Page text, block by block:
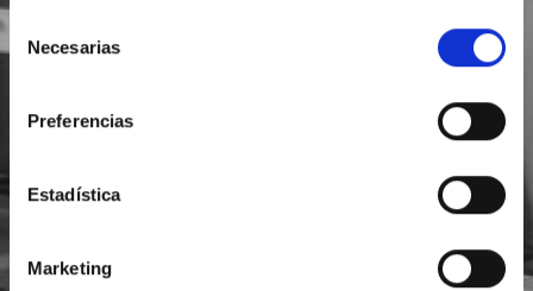
de Necesarias
Preferencias
Estadística
MarketingHe leído y acepto la